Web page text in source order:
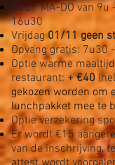
Duur: MA-DO van
16u30
Vrijdag01/11 geen
Opvang gratis: 7u30
Optie warme
restaurant: + €40
gekozen worden om
lunchpakket mee te
Optie verzekering
Er wordt €15
van de inschrijving,